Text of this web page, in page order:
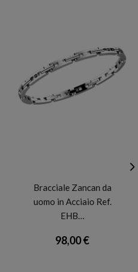
Bracciale Zancan da
uomo in Acciaio Ref.
EHB…
98,00 €